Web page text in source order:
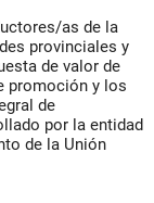
as de la
provinciales y
de valor de
promoción y los
de
por la entidad
de la Unión